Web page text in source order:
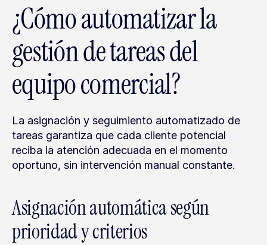
¿Cómo automatizar la
gestión de tareas del
equipo comercial?
La asignación y seguimiento automatizado de
tareas garantiza que cada cliente potencial
reciba la atención adecuada en el momento
oportuno, sin intervención manual constante.
Asignación automática según
prioridad y criterios